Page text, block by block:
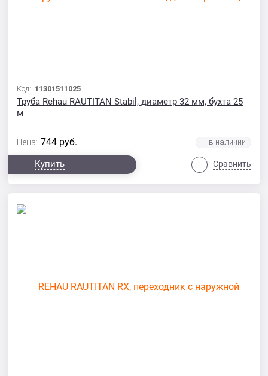
Код: 11301511025
Труба Rehau RAUTITAN Stabil, диаметр 32 мм, бухта 25
м
Цена: 744 руб.
Купить Сравнить